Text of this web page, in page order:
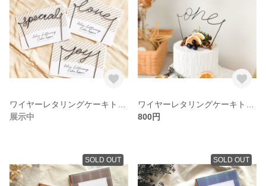
展示中
800円
SOLD OUT SOLD OUT